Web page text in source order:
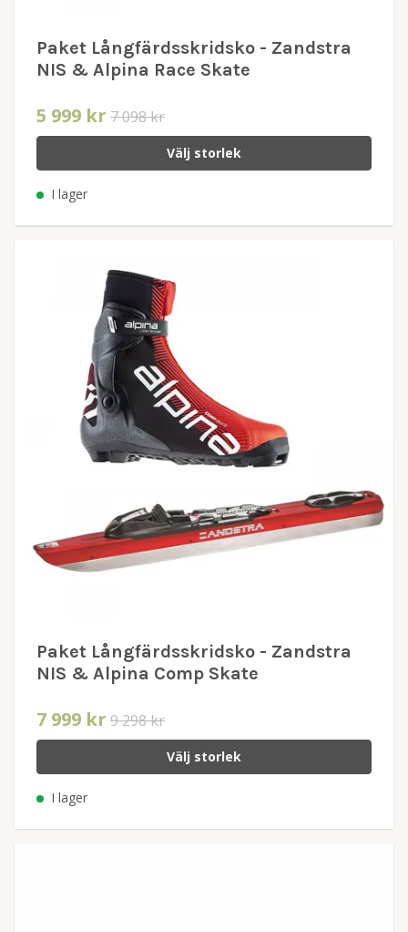
Paket Långfärdsskridsko - Zandstra
NIS & Alpina Race Skate
5 999 kr 7 098 kr
Välj storlek
I lager
Paket Långfärdsskridsko - Zandstra
NIS & Alpina Comp Skate
7 999 kr 9 298 kr
Välj storlek
I lager